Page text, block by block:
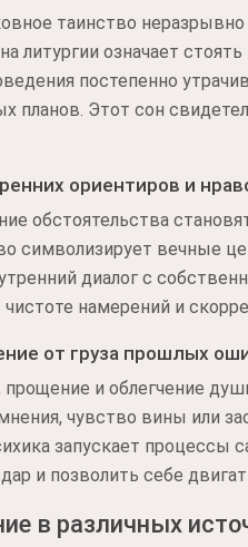
таинство
литургии означает
постепенно
планов. Этот сон
ориентиров и
обстоятельства
символизирует вечные
диалог с
чистоте намерений и
от груза прошлых
прощение и облегчение
чувство вины или
запускает процессы
и позволить себе
в различных